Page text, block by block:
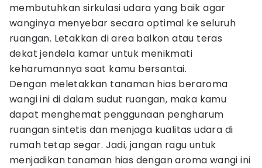
membutuhkan sirkulasi udara yang baik agar
wanginya menyebar secara optimal ke seluruh
ruangan. Letakkan di area balkon atau teras
dekat jendela kamar untuk menikmati
keharumannya saat kamu bersantai.
Dengan meletakkan tanaman hias beraroma
wangi ini di dalam sudut ruangan, maka kamu
dapat menghemat penggunaan pengharum
ruangan sintetis dan menjaga kualitas udara di
rumah tetap segar. Jadi, jangan ragu untuk
menjadikan tanaman hias dengan aroma wangi ini